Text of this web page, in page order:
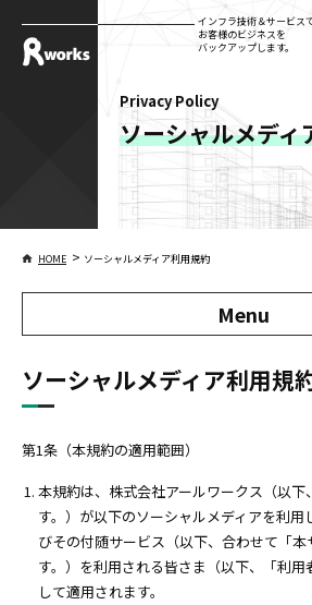
インフラ技術＆サービス
お客様のビジネスを
バックアップします。
Privacy Policy
ソーシャルメディ
HOME > ソーシャルメディア利用規約
Menu
ソーシャルメディア利用規
第1条（本規約の適用範囲）
本規約は、株式会社アールワークス（以下
す。）が以下のソーシャルメディアを利用
びその付随サービス（以下、合わせて「本
す。）を利用される皆さま（以下、「利
して適用されます。